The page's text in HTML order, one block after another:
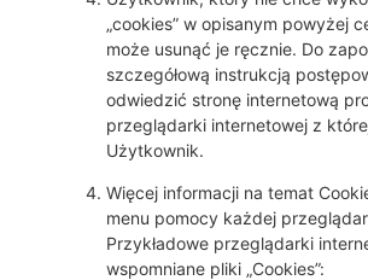
„cookies” w opisanym powyżej
może usunąć je ręcznie. Do
szczegółową instrukcją
odwiedzić stronę internetową
przeglądarki internetowej z
Użytkownik.
Więcej informacji na temat
menu pomocy każdej
Przykładowe przeglądarki
wspomniane pliki „Cookies”: